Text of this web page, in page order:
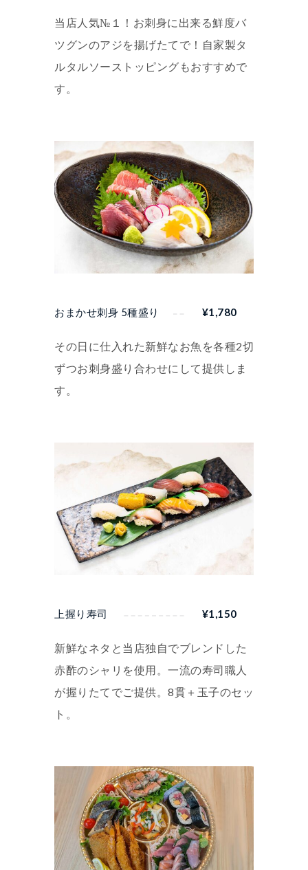
当店人気№１！お刺身に出来る鮮度バ
ツグンのアジを揚げたてで！自家製タ
ルタルソーストッピングもおすすめで
す。
おまかせ刺身 5種盛り ¥1,780
その日に仕入れた新鮮なお魚を各種2切
ずつお刺身盛り合わせにして提供しま
す。
上握り寿司 ¥1,150
新鮮なネタと当店独自でブレンドした
赤酢のシャリを使用。一流の寿司職人
が握りたてでご提供。8貫＋玉子のセッ
ト。